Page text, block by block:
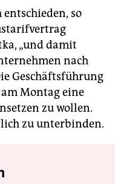
entschieden, so
„und damit
nach
Geschäftsführung
Montag eine
zu wollen.
zu unterbinden.